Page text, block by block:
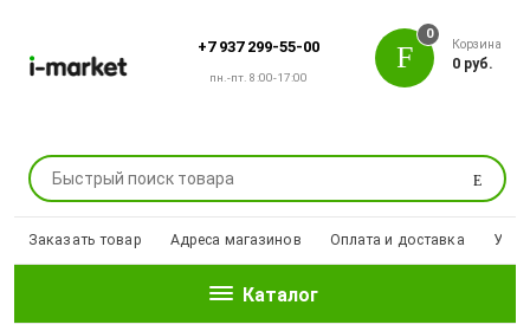
+7 937 299-55-00
пн.-пт. 8:00-17:00
Поиск
0
Корзина
0 руб.
Заказать товар Адреса магазинов Оплата и доставка
Каталог